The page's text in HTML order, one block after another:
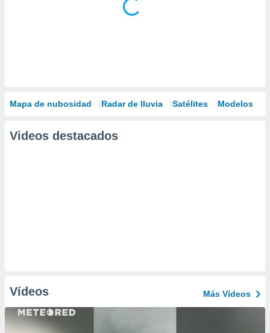
Mapa de nubosidad Radar de lluvia Satélites Modelos
Videos destacados
Vídeos Más Vídeos